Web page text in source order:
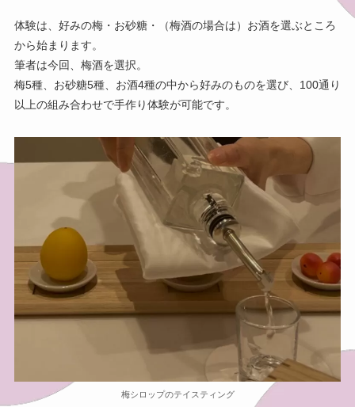
体験は、好みの梅・お砂糖・（梅酒の場合は）お酒を選ぶところ
から始まります。
筆者は今回、梅酒を選択。
梅5種、お砂糖5種、お酒4種の中から好みのものを選び、100通り
以上の組み合わせで手作り体験が可能です。
梅シロップのテイスティング